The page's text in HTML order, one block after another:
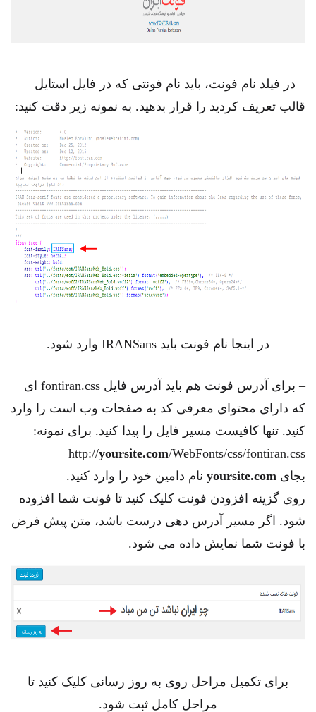
– در فیلد نام فونت، باید نام فونتی که در فایل استایل
قالب تعریف کردید را قرار بدهید. به نمونه زیر دقت کنید:
در اینجا نام فونت باید IRANSans وارد شود.
– برای آدرس فونت هم باید آدرس فایل fontiran.css ای
که دارای محتوای معرفی کد به صفحات وب است را وارد
کنید. تنها کافیست مسیر فایل را پیدا کنید. برای نمونه:
http://yoursite.com/WebFonts/css/fontiran.css
بجای yoursite.com نام دامین خود را وارد کنید.
روی گزینه افزودن فونت کلیک کنید تا فونت شما افزوده
شود. اگر مسیر آدرس دهی درست باشد، متن پیش فرض
با فونت شما نمایش داده می شود.
برای تکمیل مراحل روی به روز رسانی کلیک کنید تا
مراحل کامل ثبت شود.